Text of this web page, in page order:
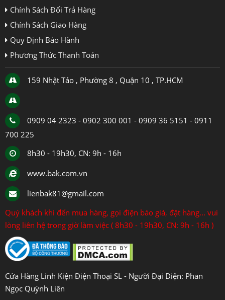
Chính Sách Đổi Trả Hàng
Chính Sách Giao Hàng
Quy Định Bảo Hành
Phương Thức Thanh Toán
159 Nhật Tảo , Phường 8 , Quận 10 , TP.HCM
0909 04 2323 - 0902 300 001 - 0909 36 5151 - 0911
700 225
8h30 - 19h30, CN: 9h - 16h
www.bak.com.vn
lienbak81@gmail.com
Quý khách khi đến mua hàng, gọi điện báo giá, đặt hàng... vui
lòng liên hệ trong giờ làm việc ( 8h30 - 19h30, CN: 9h - 16h )
Cửa Hàng Linh Kiện Điện Thoại SL - Người Đại Diện: Phan
Ngọc Quỳnh Liên